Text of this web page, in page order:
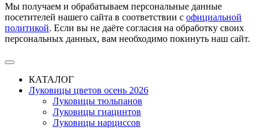
Мы получаем и обрабатываем персональные данные
посетителей нашего сайта в соответствии с официальной
политикой. Если вы не даёте согласия на обработку своих
персональных данных, вам необходимо покинуть наш сайт.
КАТАЛОГ
Луковицы цветов осень 2026
Луковицы тюльпанов
Луковицы гиацинтов
Луковицы нарциссов